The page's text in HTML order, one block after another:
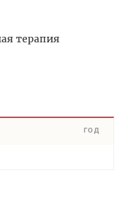
терапия
ГОД